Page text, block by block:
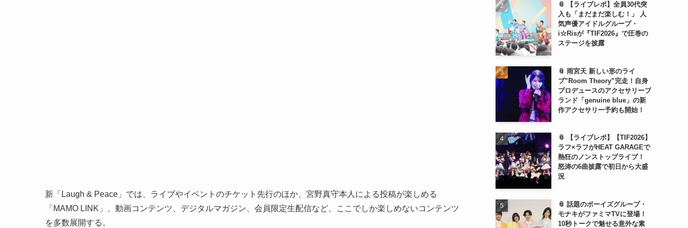
新「Laugh & Peace」では、ライブやイベントのチケット先行のほか、宮野真守本人による投稿が楽しめる
「MAMO LINK」、動画コンテンツ、デジタルマガジン、会員限定生配信など、ここでしか楽しめないコンテンツ
を多数展開する。
📎 【ライブレポ】全員30代突
入も「まだまだ楽しむ！」 人
気声優アイドルグループ・
i☆Risが『TIF2026』で圧巻の
ステージを披露
📎 雨宮天 新しい形のライ
ブ”Room Theory”完走！自身
プロデュースのアクセサリーブ
ランド「genuine blue」の新
作アクセサリー予約も開始！
📎 【ライブレポ】【TIF2026】
ラフ×ラフがHEAT GARAGEで
熱狂のノンストップライブ！
怒涛の6曲披露で初日から大盛
況
📎 話題のボーイズグループ・
モナキがファミマTVに登場！
10秒トークで魅せる意外な素